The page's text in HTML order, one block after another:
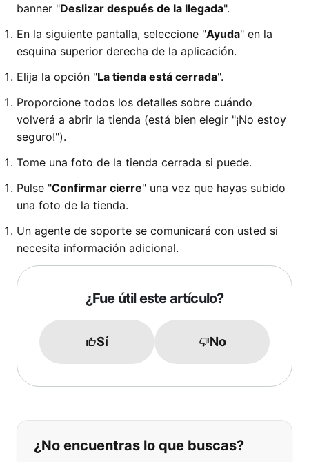
banner "Deslizar después de la llegada".
En la siguiente pantalla, seleccione "Ayuda" en la
esquina superior derecha de la aplicación.
Elija la opción "La tienda está cerrada".
Proporcione todos los detalles sobre cuándo
volverá a abrir la tienda (está bien elegir "¡No estoy
seguro!").
Tome una foto de la tienda cerrada si puede.
Pulse "Confirmar cierre" una vez que hayas subido
una foto de la tienda.
Un agente de soporte se comunicará con usted si
necesita información adicional.
¿Fue útil este artículo?
Sí No
Si no puede encontrar lo que está
¿No encuentras lo que buscas?